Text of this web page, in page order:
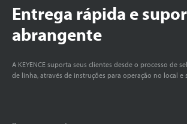
Entrega rápida e
abrangente
A KEYENCE suporta seus clientes desde o processo de
de linha, através de instruções para operação no local e